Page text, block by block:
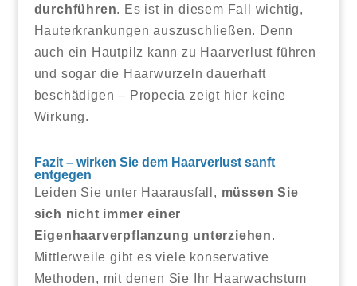
durchführen. Es ist in diesem Fall wichtig,
Hauterkrankungen auszuschließen. Denn
auch ein Hautpilz kann zu Haarverlust führen
und sogar die Haarwurzeln dauerhaft
beschädigen – Propecia zeigt hier keine
Wirkung.
Fazit – wirken Sie dem Haarverlust sanft
entgegen
Leiden Sie unter Haarausfall, müssen Sie
sich nicht immer einer
Eigenhaarverpflanzung unterziehen.
Mittlerweile gibt es viele konservative
Methoden, mit denen Sie Ihr Haarwachstum